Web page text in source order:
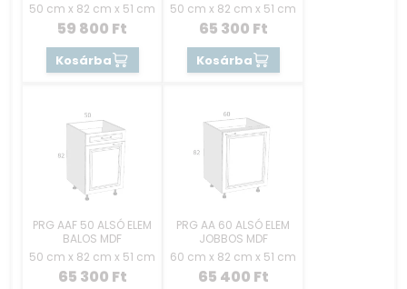
50 cm x 82 cm x 51 cm
59 800 Ft
Kosárba
50 cm x 82 cm x 51 cm
65 300 Ft
Kosárba
PRG AAF 50 ALSÓ ELEM
BALOS MDF
50 cm x 82 cm x 51 cm
65 300 Ft
PRG AA 60 ALSÓ ELEM
JOBBOS MDF
60 cm x 82 cm x 51 cm
65 400 Ft